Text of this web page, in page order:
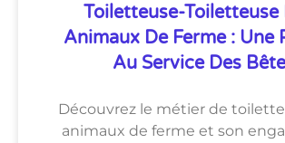
Toiletteuse-Toiletteuse
Animaux De Ferme : Une
Au Service Des
Découvrez le métier de
animaux de ferme et son